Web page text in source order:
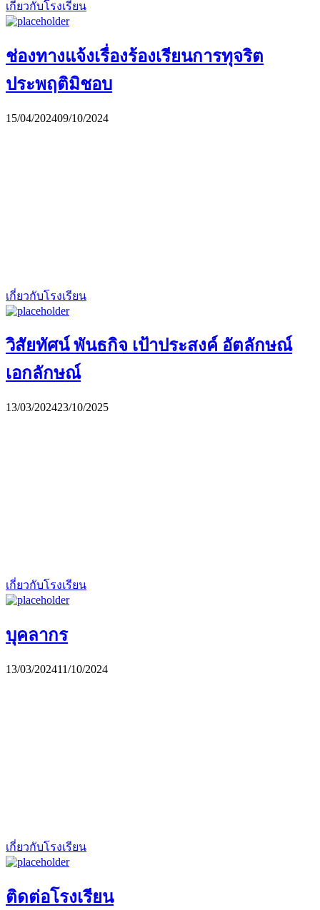
เกี่ยวกับโรงเรียน
ช่องทางแจ้งเรื่องร้องเรียนการทุจริต
ประพฤติมิชอบ
15/04/202409/10/2024
เกี่ยวกับโรงเรียน
วิสัยทัศน์ พันธกิจ เป้าประสงค์ อัตลักษณ์
เอกลักษณ์
13/03/202423/10/2025
เกี่ยวกับโรงเรียน
บุคลากร
13/03/202411/10/2024
เกี่ยวกับโรงเรียน
ติดต่อโรงเรียน